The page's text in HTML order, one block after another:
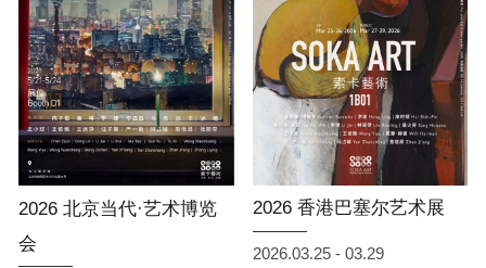
2026 北京当代·艺术博览
会
2026 香港巴塞尔艺术展
2026.03.25 - 03.29